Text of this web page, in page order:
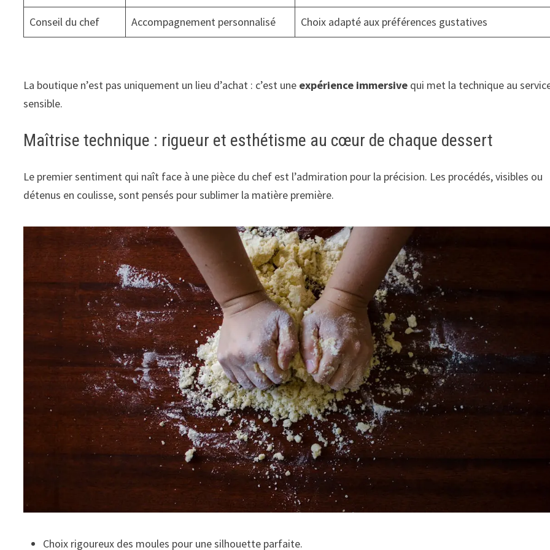
Conseil du chef Accompagnement personnalisé Choix adapté aux préférences gustatives
La boutique n’est pas uniquement un lieu d’achat : c’est une expérience immersive qui met la technique au
sensible.
Maîtrise technique : rigueur et esthétisme au cœur de chaque dessert
Le premier sentiment qui naît face à une pièce du chef est l’admiration pour la précision. Les procédés, visibles ou
détenus en coulisse, sont pensés pour sublimer la matière première.
Choix rigoureux des moules pour une silhouette parfaite.